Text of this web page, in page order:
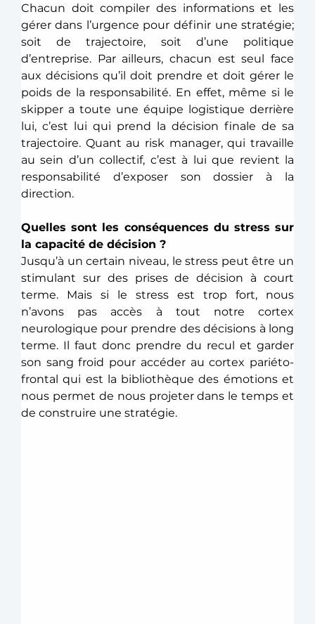
Chacun doit compiler des informations et les
gérer dans l’urgence pour définir une stratégie;
soit de trajectoire, soit d’une politique
d’entreprise. Par ailleurs, chacun est seul face
aux décisions qu’il doit prendre et doit gérer le
poids de la responsabilité. En effet, même si le
skipper a toute une équipe logistique derrière
lui, c’est lui qui prend la décision finale de sa
trajectoire. Quant au risk manager, qui travaille
au sein d’un collectif, c’est à lui que revient la
responsabilité d’exposer son dossier à la
direction.
Quelles sont les conséquences du stress sur
la capacité de décision ?
Jusqu’à un certain niveau, le stress peut être un
stimulant sur des prises de décision à court
terme. Mais si le stress est trop fort, nous
n’avons pas accès à tout notre cortex
neurologique pour prendre des décisions à long
terme. Il faut donc prendre du recul et garder
son sang froid pour accéder au cortex pariéto-
frontal qui est la bibliothèque des émotions et
nous permet de nous projeter dans le temps et
de construire une stratégie.